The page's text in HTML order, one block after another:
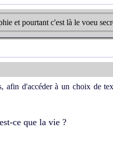
et pourtant c'est là le voeu
afin d'accéder à un choix de
ce que la vie ?